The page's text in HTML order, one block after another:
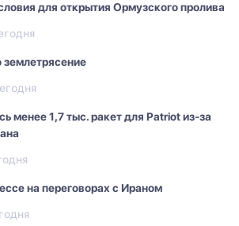
для открытия Ормузского пролива
землетрясение
менее 1,7 тыс. ракет для Patriot из-за
на переговорах с Ираном